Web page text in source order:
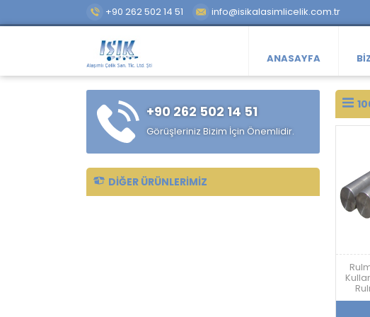
+90 262 502 14 51 info@isikalasimlicelik.com.tr
ANASAYFA
+90 262 502 14 51
Görüşleriniz Bizim İçin Önemlidir.
DIĞER ÜRÜNLERIMIZ